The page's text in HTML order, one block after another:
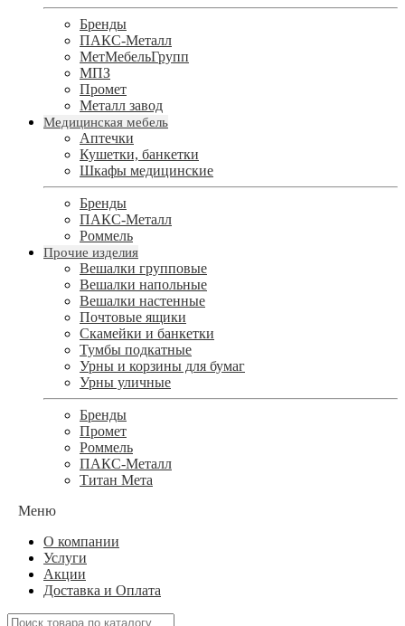
Бренды
ПАКС-Металл
МетМебельГрупп
МПЗ
Промет
Металл завод
Медицинская мебель
Аптечки
Кушетки, банкетки
Шкафы медицинские
Бренды
ПАКС-Металл
Роммель
Прочие изделия
Вешалки групповые
Вешалки напольные
Вешалки настенные
Почтовые ящики
Скамейки и банкетки
Тумбы подкатные
Урны и корзины для бумаг
Урны уличные
Бренды
Промет
Роммель
ПАКС-Металл
Титан Мета
Меню
О компании
Услуги
Акции
Доставка и Оплата